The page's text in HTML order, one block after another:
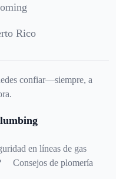
Rico
confiar—siempre, a
en líneas de gas
Consejos de plomería